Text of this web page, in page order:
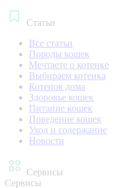
Статьи
Все статьи
Породы кошек
Мечтаете о котенке
Выбираем котенка
Котенок дома
Здоровье кошек
Питание кошек
Поведение кошек
Уход и содержание
Новости
Сервисы
Сервисы